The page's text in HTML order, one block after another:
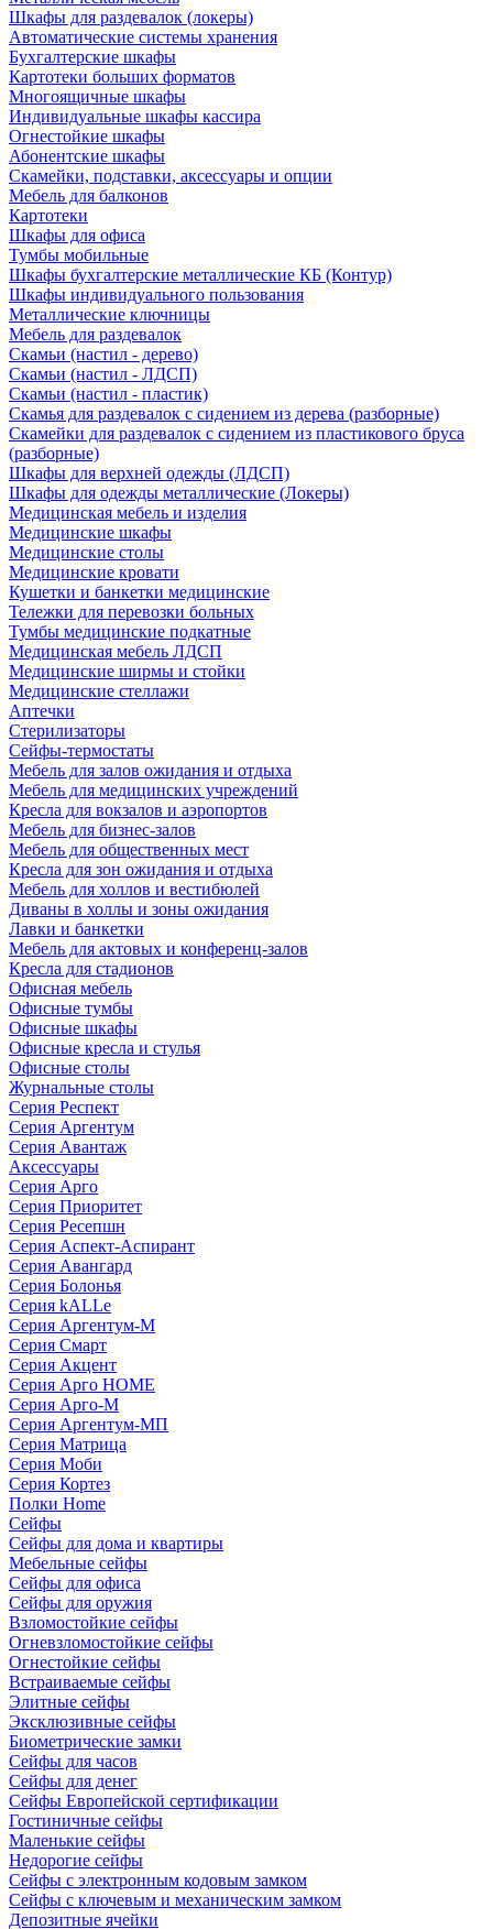
Шкафы для раздевалок (локеры)
Автоматические системы хранения
Бухгалтерские шкафы
Картотеки больших форматов
Многоящичные шкафы
Индивидуальные шкафы кассира
Огнестойкие шкафы
Абонентские шкафы
Скамейки, подставки, аксессуары и опции
Мебель для балконов
Картотеки
Шкафы для офиса
Тумбы мобильные
Шкафы бухгалтерские металлические КБ (Контур)
Шкафы индивидуального пользования
Металлические ключницы
Мебель для раздевалок
Скамьи (настил - дерево)
Скамьи (настил - ЛДСП)
Скамьи (настил - пластик)
Скамья для раздевалок с сидением из дерева (разборные)
Скамейки для раздевалок с сидением из пластикового бруса
(разборные)
Шкафы для верхней одежды (ЛДСП)
Шкафы для одежды металлические (Локеры)
Медицинская мебель и изделия
Медицинские шкафы
Медицинские столы
Медицинские кровати
Кушетки и банкетки медицинские
Тележки для перевозки больных
Тумбы медицинские подкатные
Медицинская мебель ЛДСП
Медицинские ширмы и стойки
Медицинские стеллажи
Аптечки
Стерилизаторы
Сейфы-термостаты
Мебель для залов ожидания и отдыха
Мебель для медицинских учреждений
Кресла для вокзалов и аэропортов
Мебель для бизнес-залов
Мебель для общественных мест
Кресла для зон ожидания и отдыха
Мебель для холлов и вестибюлей
Диваны в холлы и зоны ожидания
Лавки и банкетки
Мебель для актовых и конференц-залов
Кресла для стадионов
Офисная мебель
Офисные тумбы
Офисные шкафы
Офисные кресла и стулья
Офисные столы
Журнальные столы
Серия Респект
Серия Аргентум
Серия Авантаж
Аксессуары
Серия Арго
Серия Приоритет
Серия Ресепшн
Серия Аспект-Аспирант
Серия Авангард
Серия Болонья
Серия kALLe
Серия Аргентум-М
Серия Смарт
Серия Акцент
Серия Арго HOME
Серия Арго-М
Серия Аргентум-МП
Серия Матрица
Серия Моби
Серия Кортез
Полки Home
Сейфы
Сейфы для дома и квартиры
Мебельные сейфы
Сейфы для офиса
Сейфы для оружия
Взломостойкие сейфы
Огневзломостойкие сейфы
Огнестойкие сейфы
Встраиваемые сейфы
Элитные сейфы
Эксклюзивные сейфы
Биометрические замки
Сейфы для часов
Сейфы для денег
Сейфы Европейской сертификации
Гостиничные сейфы
Маленькие сейфы
Недорогие сейфы
Сейфы с электронным кодовым замком
Сейфы с ключевым и механическим замком
Депозитные ячейки